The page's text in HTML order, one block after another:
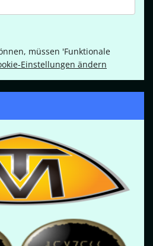
müssen 'Funktionale
Einstellungen ändern